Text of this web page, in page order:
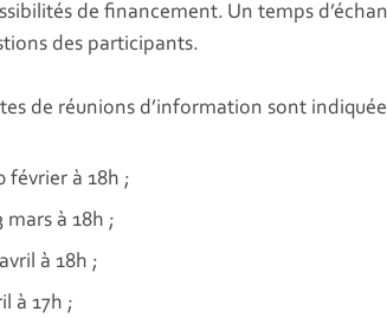
de financement. Un temps
des participants.
de réunions d’information sont
février à 18h ;
mars à 18h ;
à 18h ;
à 17h ;